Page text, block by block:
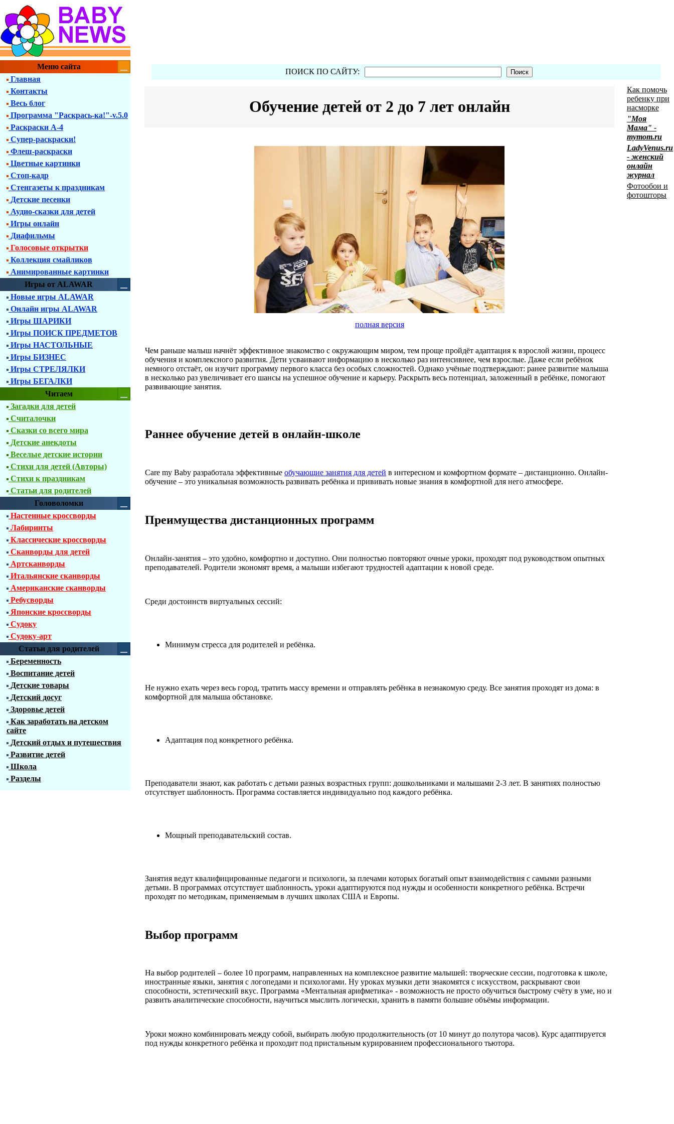
Меню сайта
Главная
Контакты
Весь блог
Программа "Раскрась-ка!"-v.5.0
Раскраски А-4
Супер-раскраски!
Флеш-раскраски
Цветные картинки
Стоп-кадр
Стенгазеты к праздникам
Детские песенки
Аудио-сказки для детей
Игры онлайн
Диафильмы
Голосовые открытки
Коллекция смайликов
Анимированные картинки
Игры от ALAWAR
Новые игры ALAWAR
Онлайн игры ALAWAR
Игры ШАРИКИ
Игры ПОИСК ПРЕДМЕТОВ
Игры НАСТОЛЬНЫЕ
Игры БИЗНЕС
Игры СТРЕЛЯЛКИ
Игры БЕГАЛКИ
Читаем
Загадки для детей
Считалочки
Сказки со всего мира
Детские анекдоты
Веселые детские истории
Стихи для детей (Авторы)
Стихи к праздникам
Статьи для родителей
Головоломки
Настенные кроссворды
Лабиринты
Классические кроссворды
Сканворды для детей
Артсканворды
Итальянские сканворды
Американские сканворды
Ребусворды
Японские кроссворды
Судоку
Судоку-арт
Статьи для родителей
Беременность
Воспитание детей
Детские товары
Детский досуг
Здоровье детей
Как заработать на детском
сайте
Детский отдых и путешествия
Развитие детей
Школа
Разделы
ПОИСК ПО САЙТУ:
Обучение детей от 2 до 7 лет онлайн
полная версия
Чем раньше малыш начнёт эффективное знакомство с окружающим миром, тем проще пройдёт адаптация к взрослой жизни, процесс
обучения и комплексного развития. Дети усваивают информацию в несколько раз интенсивнее, чем взрослые. Даже если ребёнок
немного отстаёт, он изучит программу первого класса без особых сложностей. Однако учёные подтверждают: ранее развитие малыша
в несколько раз увеличивает его шансы на успешное обучение и карьеру. Раскрыть весь потенциал, заложенный в ребёнке, помогают
развивающие занятия.
Раннее обучение детей в онлайн-школе
Care my Baby разработала эффективные обучающие занятия для детей в интересном и комфортном формате – дистанционно. Онлайн-
обучение – это уникальная возможность развивать ребёнка и прививать новые знания в комфортной для него атмосфере.
Преимущества дистанционных программ
Онлайн-занятия – это удобно, комфортно и доступно. Они полностью повторяют очные уроки, проходят под руководством опытных
преподавателей. Родители экономят время, а малыши избегают трудностей адаптации к новой среде.
Среди достоинств виртуальных сессий:
Минимум стресса для родителей и ребёнка.
Не нужно ехать через весь город, тратить массу времени и отправлять ребёнка в незнакомую среду. Все занятия проходят из дома: в
комфортной для малыша обстановке.
Адаптация под конкретного ребёнка.
Преподаватели знают, как работать с детьми разных возрастных групп: дошкольниками и малышами 2-3 лет. В занятиях полностью
отсутствует шаблонность. Программа составляется индивидуально под каждого ребёнка.
Мощный преподавательский состав.
Занятия ведут квалифицированные педагоги и психологи, за плечами которых богатый опыт взаимодействия с самыми разными
детьми. В программах отсутствует шаблонность, уроки адаптируются под нужды и особенности конкретного ребёнка. Встречи
проходят по методикам, применяемым в лучших школах США и Европы.
Выбор программ
На выбор родителей – более 10 программ, направленных на комплексное развитие малышей: творческие сессии, подготовка к школе,
иностранные языки, занятия с логопедами и психологами. Ну уроках музыки дети знакомятся с искусством, раскрывают свои
способности, эстетический вкус. Программа «Ментальная арифметика» - возможность не просто обучиться быстрому счёту в уме, но и
развить аналитические способности, научиться мыслить логически, хранить в памяти большие объёмы информации.
Уроки можно комбинировать между собой, выбирать любую продолжительность (от 10 минут до полутора часов). Курс адаптируется
под нужды конкретного ребёнка и проходит под пристальным курированием профессионального тьютора.
Как помочь
ребенку при
насморке
"Моя
Мама" -
mymom.ru
LadyVenus.ru
- женский
онлайн
журнал
Фотообои и
фотошторы